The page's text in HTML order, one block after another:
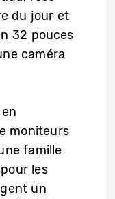
du jour et
32 pouces
caméra
moniteurs
famille
les
un